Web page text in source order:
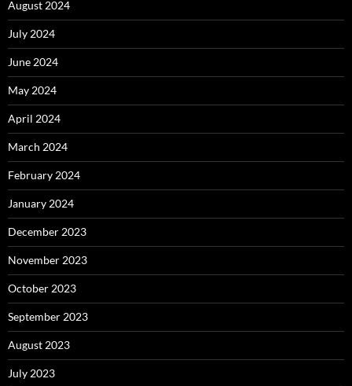
August 2024
July 2024
June 2024
May 2024
April 2024
March 2024
February 2024
January 2024
December 2023
November 2023
October 2023
September 2023
August 2023
July 2023